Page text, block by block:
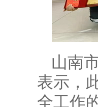
山南
表示，
全工作